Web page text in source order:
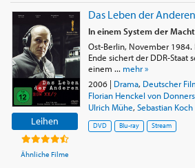
Leihen
Ähnliche Filme
Das Leben der Anderen
In einem System der
Ost-Berlin, November 1984.
Ende sichert der DDR-Staat
einem ... mehr »
2006| Drama, Deutscher
Florian Henckel von
Ulrich Mühe, Sebastian Koch
DVD Blu-ray Stream